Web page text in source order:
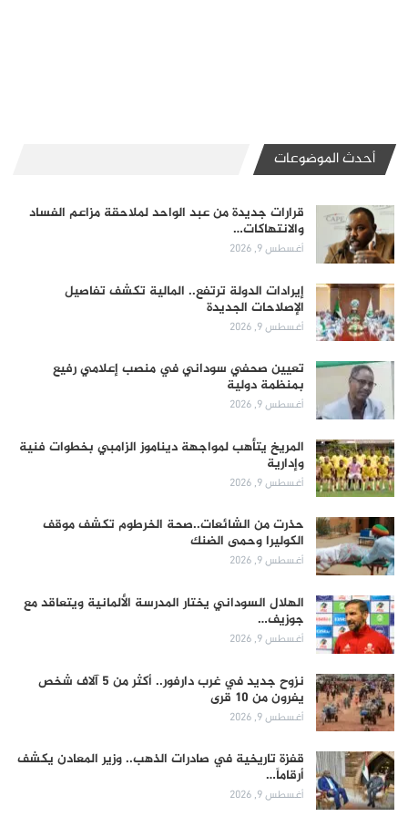
أحدث الموضوعات
قرارات جديدة من عبد الواحد لملاحقة مزاعم الفساد
والانتهاكات…
أغسطس 9, 2026
إيرادات الدولة ترتفع.. المالية تكشف تفاصيل
الإصلاحات الجديدة
أغسطس 9, 2026
تعيين صحفي سوداني في منصب إعلامي رفيع
بمنظمة دولية
أغسطس 9, 2026
المريخ يتأهب لمواجهة ديناموز الزامبي بخطوات فنية
وإدارية
أغسطس 9, 2026
حذرت من الشائعات..صحة الخرطوم تكشف موقف
الكوليرا وحمى الضنك
أغسطس 9, 2026
الهلال السوداني يختار المدرسة الألمانية ويتعاقد مع
جوزيف…
أغسطس 9, 2026
نزوح جديد في غرب دارفور.. أكثر من 5 آلاف شخص
يفرون من 10 قرى
أغسطس 9, 2026
قفزة تاريخية في صادرات الذهب.. وزير المعادن يكشف
أرقاماً…
أغسطس 9, 2026